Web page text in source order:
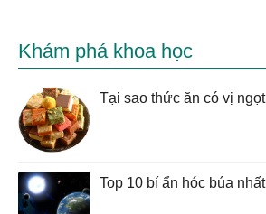
Khám phá khoa học
Tại sao thức ăn có vị ngọt
Top 10 bí ẩn hóc búa